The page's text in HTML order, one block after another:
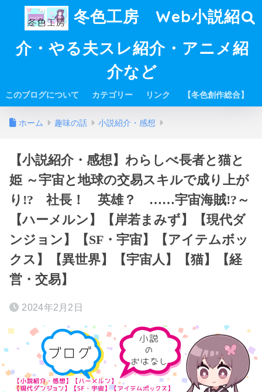
冬色工房 Web小説紹
介・やる夫スレ紹介・アニメ紹
介など
このブログについて カテゴリー リンク 【冬色創作総合】
ホーム 趣味の話 小説紹介・感想
【小説紹介・感想】わらしべ長者と猫と
姫 ～宇宙と地球の交易スキルで成り上が
り!? 社長！ 英雄？ ……宇宙海賊!?～
【ハーメルン】【岸若まみず】【現代ダ
ンジョン】【SF・宇宙】【アイテムボッ
クス】【異世界】【宇宙人】【猫】【経
営・交易】
2024年2月2日